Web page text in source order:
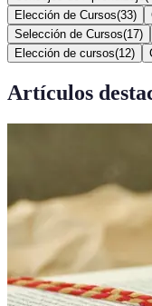
Elección de Cursos(33)
Selección de Cursos(17)
Elección de cursos(12)
Artículos